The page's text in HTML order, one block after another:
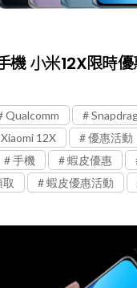
機 小米12X限時
Qualcomm
Xiaomi 12X 優惠活動
手機 蝦皮優惠
蝦皮優惠活動